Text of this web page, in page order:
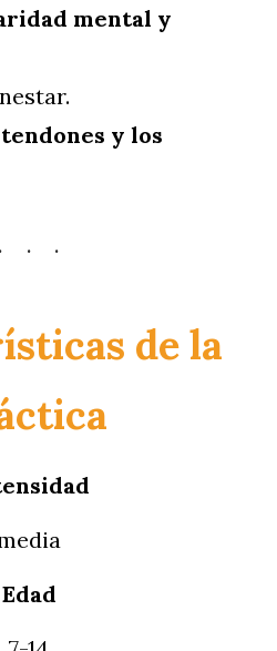
mental y
y los
de la
Edad